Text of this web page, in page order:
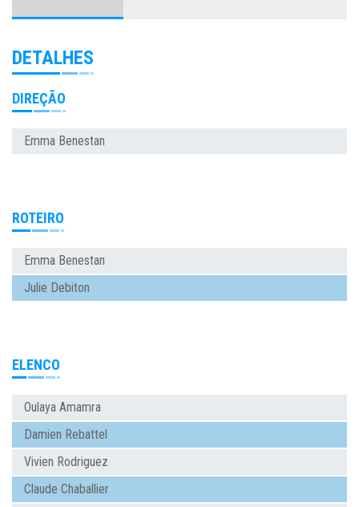
DETALHES
DIREÇÃO
Emma Benestan
ROTEIRO
Emma Benestan
Julie Debiton
ELENCO
Oulaya Amamra
Damien Rebattel
Vivien Rodriguez
Claude Chaballier